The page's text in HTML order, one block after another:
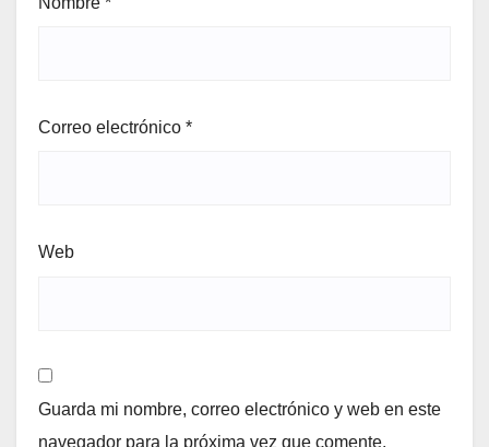
Correo electrónico *
Web
Guarda mi nombre, correo electrónico y web en este
navegador para la próxima vez que comente.